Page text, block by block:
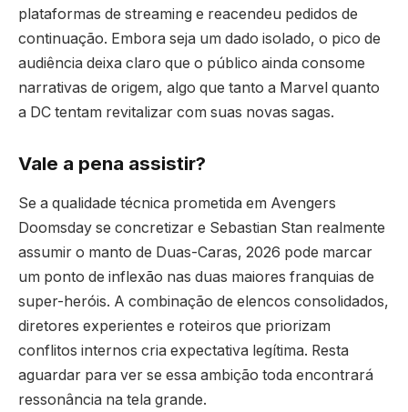
plataformas de streaming e reacendeu pedidos de
continuação. Embora seja um dado isolado, o pico de
audiência deixa claro que o público ainda consome
narrativas de origem, algo que tanto a Marvel quanto
a DC tentam revitalizar com suas novas sagas.
Vale a pena assistir?
Se a qualidade técnica prometida em Avengers
Doomsday se concretizar e Sebastian Stan realmente
assumir o manto de Duas-Caras, 2026 pode marcar
um ponto de inflexão nas duas maiores franquias de
super-heróis. A combinação de elencos consolidados,
diretores experientes e roteiros que priorizam
conflitos internos cria expectativa legítima. Resta
aguardar para ver se essa ambição toda encontrará
ressonância na tela grande.